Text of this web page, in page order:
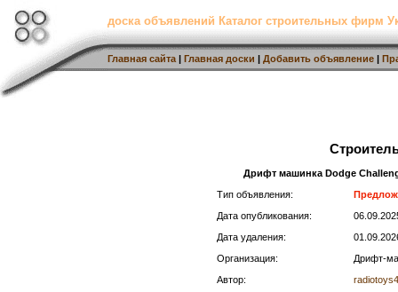
доска объявлений Каталог строительных фирм
Главная сайта | Главная доски | Добавить объявление |
Дрифт машинка Dodge
Тип объявления:
Дата опубликования:
Дата удаления:
Организация:
Дрифт-
Автор:
radiotoys4